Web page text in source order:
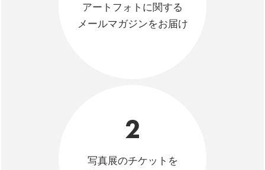
アートフォトに関する
メールマガジンをお届け
2
写真展のチケットを